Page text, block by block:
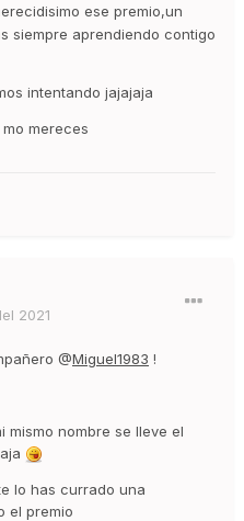
ese premio,un
siempre aprendiendo contigo
intentando jajajaja
mereces
2021
@Miguel1983 !
mismo nombre se lleve el
lo has currado una
el premio